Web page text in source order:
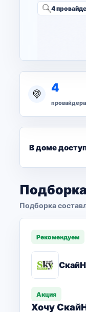
4
4
В доме
Подборка
Рекомендуем
Акция
Хочу